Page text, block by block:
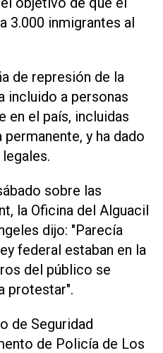
3.000 inmigrantes al
de represión de la
incluido a personas
en el país, incluidas
y ha dado
sobre las
la Oficina del Alguacil
dijo: "Parecía
federal estaban en la
del público se
protestar".
de Seguridad
de Policía de Los